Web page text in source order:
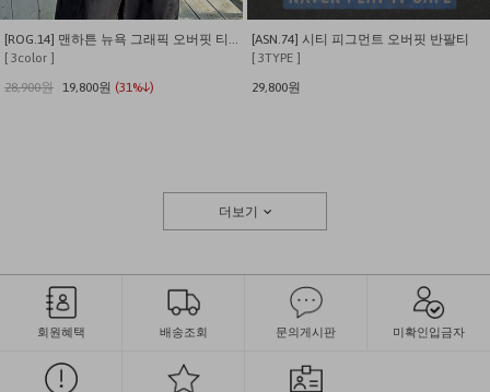
[ROG.14] 맨하튼 뉴욕 그래픽 오버핏 티셔츠
[ 3color ]
28,900원 19,800원 (31%↓)
[ASN.74] 시티 피그먼트 오버핏 반팔티
[ 3TYPE ]
29,800원
더보기
회원혜택 배송조회 문의게시판 미확인입금자